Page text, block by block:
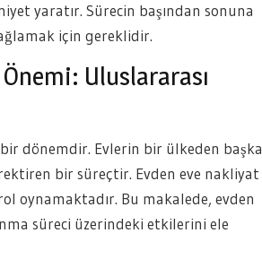
yaratır. Sürecin başından sonuna
için gereklidir.
Uluslararası
dönemdir. Evlerin bir ülkeden başka
bir süreçtir. Evden eve nakliyat
oynamaktadır. Bu makalede, evden
süreci üzerindeki etkilerini ele